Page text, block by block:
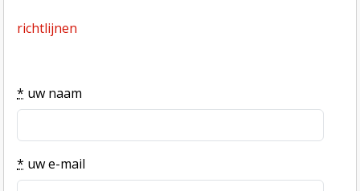
richtlijnen
* uw naam
* uw e-mail